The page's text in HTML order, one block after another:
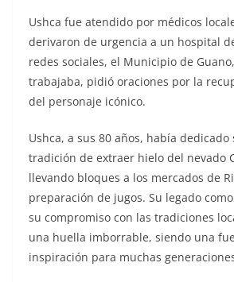
Ushca fue atendido por médicos
derivaron de urgencia a un hospital
redes sociales, el Municipio de
trabajaba, pidió oraciones por la
del personaje icónico.
Ushca, a sus 80 años, había dedicado
tradición de extraer hielo del nevado
llevando bloques a los mercados de
preparación de jugos. Su legado
su compromiso con las tradiciones
una huella imborrable, siendo una
inspiración para muchas